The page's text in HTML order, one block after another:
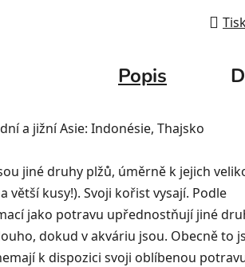
Popis
a jižní Asie: Indonésie, Thajsko
jiné druhy plžů, úměrně k jejich
větší kusy!). Svoji kořist vysají. Podle
jako potravu upřednostňují jiné
dokud v akváriu jsou. Obecně to
k dispozici svoji oblíbenou